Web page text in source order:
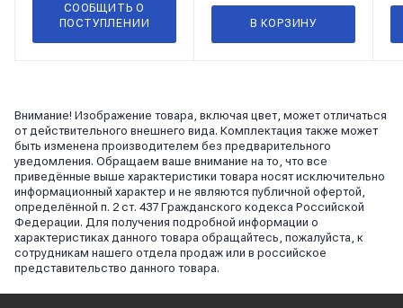
СООБЩИТЬ О
ПОСТУПЛЕНИИ
В КОРЗИНУ
Внимание! Изображение товара, включая цвет, может отличаться
от действительного внешнего вида. Комплектация также может
быть изменена производителем без предварительного
уведомления. Обращаем ваше внимание на то, что все
приведённые выше характеристики товара носят исключительно
информационный характер и не являются публичной офертой,
определённой п. 2 ст. 437 Гражданского кодекса Российской
Федерации. Для получения подробной информации о
характеристиках данного товара обращайтесь, пожалуйста, к
сотрудникам нашего отдела продаж или в российское
представительство данного товара.